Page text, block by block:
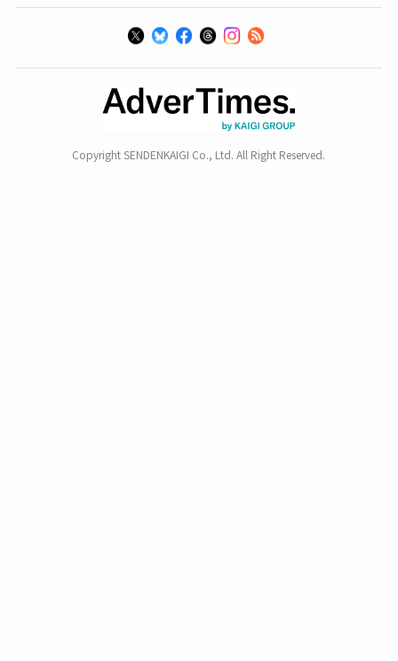
Copyright SENDENKAIGI Co., Ltd. All Right Reserved.